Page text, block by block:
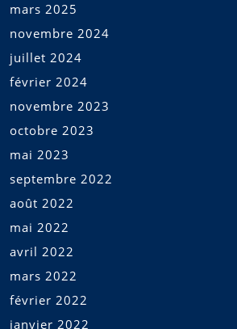
mars 2025
novembre 2024
juillet 2024
février 2024
novembre 2023
octobre 2023
mai 2023
septembre 2022
août 2022
mai 2022
avril 2022
mars 2022
février 2022
janvier 2022